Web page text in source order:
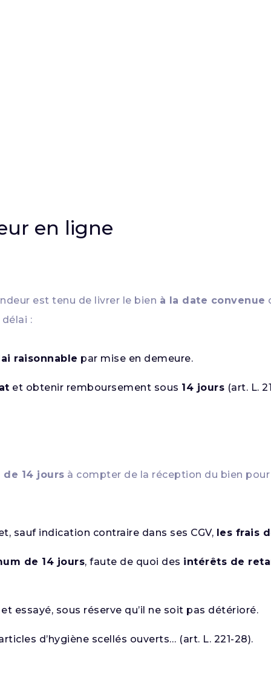
en ligne
est tenu de livrer le bien à la date convenue
:
raisonnable par mise en demeure.
et obtenir remboursement sous 14 jours (art. L.
de 14 jours à compter de la réception du bien
sauf indication contraire dans ses CGV, les frais
de 14 jours, faute de quoi des intérêts de
et essayé, sous réserve qu’il ne soit pas détérioré.
d’hygiène scellés ouverts… (art. L. 221-28).